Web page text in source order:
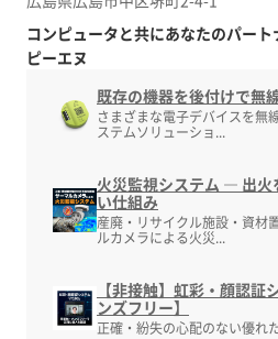
コンピュータと共にあなたのパー
ピーエヌ
既存の機器を後付けで無
さまざまな電子デバイスを無
ステムソリューショ...
火災監視システム ― 出火
い仕組み
産廃・リサイクル施設・資
ルカメラによる火災...
【非接触】虹彩・顔認
ンズフリー】
正確・紛失の心配のない優れ